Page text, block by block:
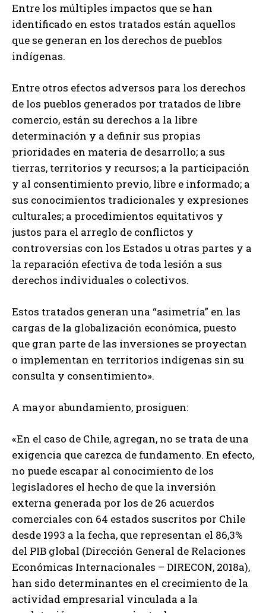
Entre los múltiples impactos que se han
identificado en estos tratados están aquellos
que se generan en los derechos de pueblos
indígenas.
Entre otros efectos adversos para los derechos
de los pueblos generados por tratados de libre
comercio, están su derechos a la libre
determinación y a definir sus propias
prioridades en materia de desarrollo; a sus
tierras, territorios y recursos; a la participación
y al consentimiento previo, libre e informado; a
sus conocimientos tradicionales y expresiones
culturales; a procedimientos equitativos y
justos para el arreglo de conflictos y
controversias con los Estados u otras partes y a
la reparación efectiva de toda lesión a sus
derechos individuales o colectivos.
Estos tratados generan una “asimetría” en las
cargas de la globalización económica, puesto
que gran parte de las inversiones se proyectan
o implementan en territorios indígenas sin su
consulta y consentimiento».
A mayor abundamiento, prosiguen:
«En el caso de Chile, agregan, no se trata de una
exigencia que carezca de fundamento. En efecto,
no puede escapar al conocimiento de los
legisladores el hecho de que la inversión
externa generada por los de 26 acuerdos
comerciales con 64 estados suscritos por Chile
desde 1993 a la fecha, que representan el 86,3%
del PIB global (Dirección General de Relaciones
Económicas Internacionales – DIRECON, 2018a),
han sido determinantes en el crecimiento de la
actividad empresarial vinculada a la